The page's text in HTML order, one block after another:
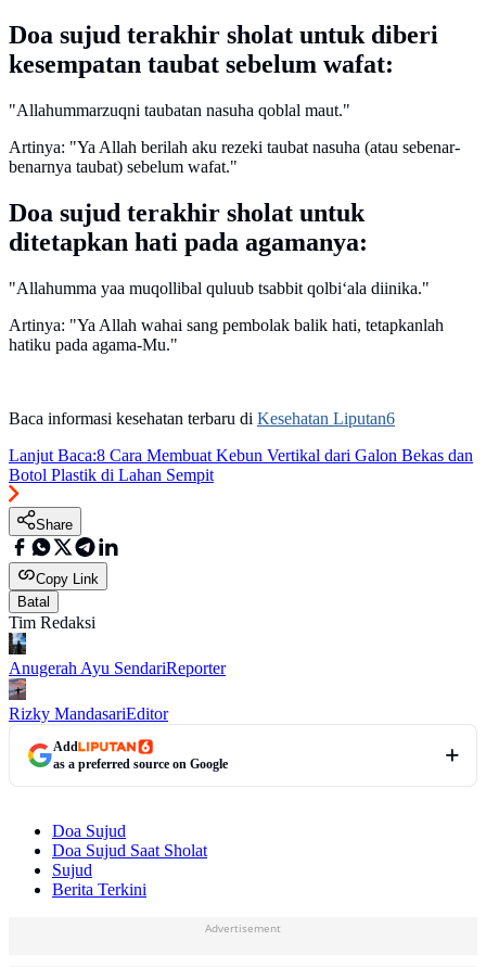
Doa sujud terakhir sholat untuk diberi
kesempatan taubat sebelum wafat:
"Allahummarzuqni taubatan nasuha qoblal maut."
Artinya: "Ya Allah berilah aku rezeki taubat nasuha (atau sebenar-
benarnya taubat) sebelum wafat."
Doa sujud terakhir sholat untuk
ditetapkan hati pada agamanya:
"Allahumma yaa muqollibal quluub tsabbit qolbi‘ala diinika."
Artinya: "Ya Allah wahai sang pembolak balik hati, tetapkanlah
hatiku pada agama-Mu."
Baca informasi kesehatan terbaru di Kesehatan Liputan6
Lanjut Baca:8 Cara Membuat Kebun Vertikal dari Galon Bekas dan
Botol Plastik di Lahan Sempit
Share
Copy Link
Batal
Tim Redaksi
Anugerah Ayu SendariReporter
Rizky MandasariEditor
Add
as a preferred source on Google
Doa Sujud
Doa Sujud Saat Sholat
Sujud
Berita Terkini
Advertisement